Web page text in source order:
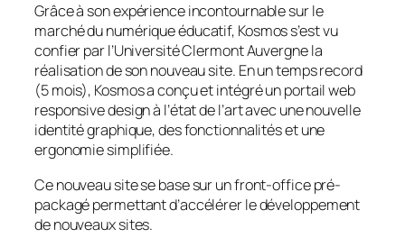
Grâce à son expérience incontournable sur le
marché du numérique éducatif, Kosmos s’est vu
confier par l’Université Clermont Auvergne la
réalisation de son nouveau site. En un temps record
(5 mois), Kosmos a conçu et intégré un portail web
responsive design à l’état de l’art avec une nouvelle
identité graphique, des fonctionnalités et une
ergonomie simplifiée.
Ce nouveau site se base sur un front-office pré-
packagé permettant d’accélérer le développement
de nouveaux sites.